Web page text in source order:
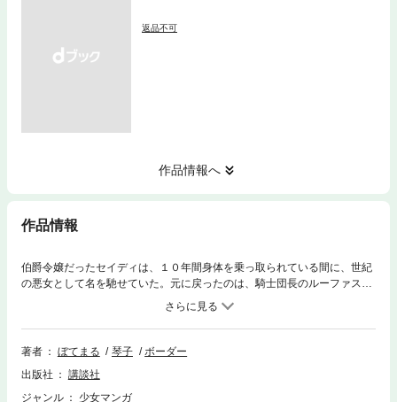
返品不可
作品情報へ
作品情報
伯爵令嬢だったセイディは、１０年間身体を乗っ取られている間に、世紀
の悪女として名を馳せていた。元に戻ったのは、騎士団長のルーファスに
婚約破棄されている真っ最中。「乗っ取られていた」と真実を伝えても信
じてもらえず、セイディは身体を奪った犯人や原因を探し始める。一方ル
ーファスは、突然性格が変わったセイディに戸惑いが隠せず……。すれ違
いまくる二人がゆっくり近づいていく両片想い異世界ファンタジー、第1
著者 ぼてまる 琴子
ボーダー
出版社
講談社
ジャンル
少女マンガ